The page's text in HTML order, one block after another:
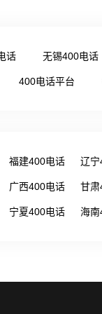
话 无锡400电话
400电话平台
福建400电话 辽
广西400电话 甘
宁夏400电话 海